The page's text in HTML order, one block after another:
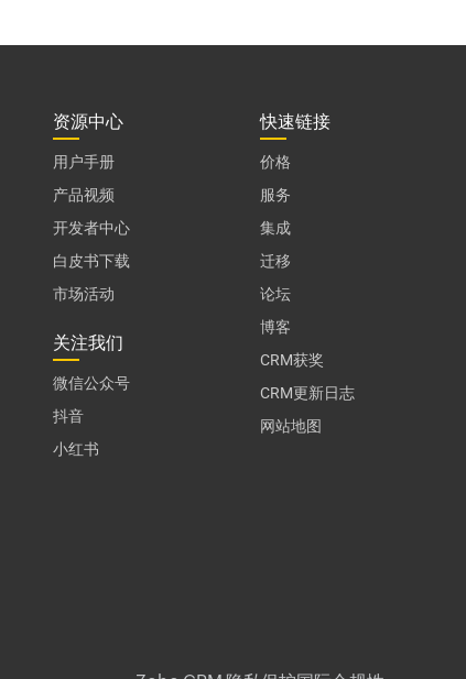
资源中心
用户手册
产品视频
开发者中心
白皮书下载
市场活动
关注我们
微信公众号
抖音
小红书
快速链接
价格
服务
集成
迁移
论坛
博客
CRM获奖
CRM更新日志
网站地图